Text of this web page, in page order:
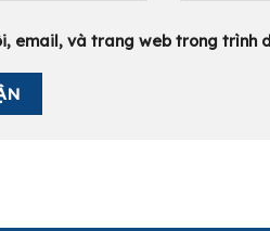
email, và trang web trong trình